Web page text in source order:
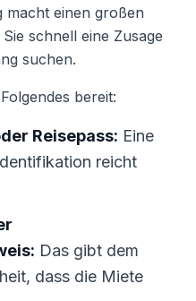
macht einen großen
schnell eine Zusage
suchen.
bereit:
Reisepass: Eine
reicht
Das gibt dem
dass die Miete